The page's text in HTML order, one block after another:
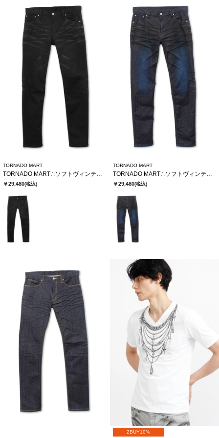
TORNADO MART
TORNADO MART∴ソフトヴィンテージスリムデニム
￥29,480(税込)
TORNADO MART
TORNADO MART∴ソフトヴィンテージスリムデニム
￥29,480(税込)
2BUY10%